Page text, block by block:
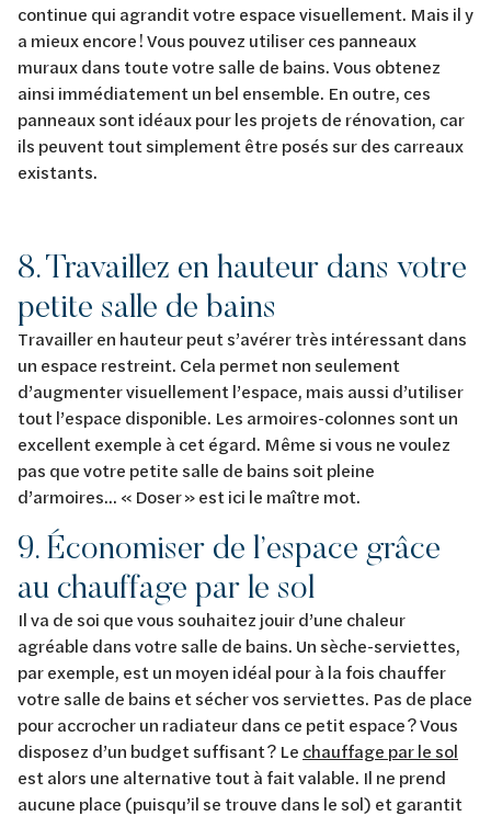
continue qui agrandit votre espace visuellement. Mais il y
a mieux encore ! Vous pouvez utiliser ces panneaux
muraux dans toute votre salle de bains. Vous obtenez
ainsi immédiatement un bel ensemble. En outre, ces
panneaux sont idéaux pour les projets de rénovation, car
ils peuvent tout simplement être posés sur des carreaux
existants.
8. Travaillez en hauteur dans votre
petite salle de bains
Travailler en hauteur peut s’avérer très intéressant dans
un espace restreint. Cela permet non seulement
d’augmenter visuellement l’espace, mais aussi d’utiliser
tout l’espace disponible. Les armoires-colonnes sont un
excellent exemple à cet égard. Même si vous ne voulez
pas que votre petite salle de bains soit pleine
d’armoires... « Doser » est ici le maître mot.
9. Économiser de l’espace grâce
au chauffage par le sol
Il va de soi que vous souhaitez jouir d’une chaleur
agréable dans votre salle de bains. Un sèche-serviettes,
par exemple, est un moyen idéal pour à la fois chauffer
votre salle de bains et sécher vos serviettes. Pas de place
pour accrocher un radiateur dans ce petit espace ? Vous
disposez d’un budget suffisant ? Le chauffage par le sol
est alors une alternative tout à fait valable. Il ne prend
aucune place (puisqu’il se trouve dans le sol) et garantit